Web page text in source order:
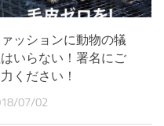
ッションに動物の犠
いらない！署名にご
ください！
07/02